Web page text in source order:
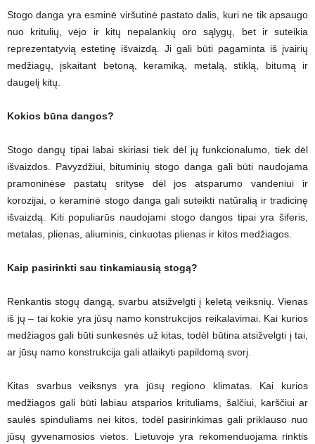
Stogo danga yra esminė viršutinė pastato dalis, kuri ne tik apsaugo
nuo kritulių, vėjo ir kitų nepalankių oro sąlygų, bet ir suteikia
reprezentatyvią estetinę išvaizdą. Ji gali būti pagaminta iš įvairių
medžiagų, įskaitant betoną, keramiką, metalą, stiklą, bitumą ir
daugelį kitų.
Kokios būna dangos?
Stogo dangų tipai labai skiriasi tiek dėl jų funkcionalumo, tiek dėl
išvaizdos. Pavyzdžiui, bituminių stogo danga gali būti naudojama
pramoninėse pastatų srityse dėl jos atsparumo vandeniui ir
korozijai, o keraminė stogo danga gali suteikti natūralią ir tradicinę
išvaizdą. Kiti populiarūs naudojami stogo dangos tipai yra šiferis,
metalas, plienas, aliuminis, cinkuotas plienas ir kitos medžiagos.
Kaip pasirinkti sau tinkamiausią stogą?
Renkantis stogų dangą, svarbu atsižvelgti į keletą veiksnių. Vienas
iš jų – tai kokie yra jūsų namo konstrukcijos reikalavimai. Kai kurios
medžiagos gali būti sunkesnės už kitas, todėl būtina atsižvelgti į tai,
ar jūsų namo konstrukcija gali atlaikyti papildomą svorį.
Kitas svarbus veiksnys yra jūsų regiono klimatas. Kai kurios
medžiagos gali būti labiau atsparios krituliams, šalčiui, karščiui ar
saulės spinduliams nei kitos, todėl pasirinkimas gali priklauso nuo
jūsų gyvenamosios vietos. Lietuvoje yra rekomenduojama rinktis